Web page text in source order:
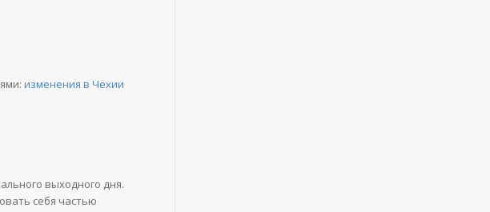
изменения в Чехии
выходного дня.
себя частью